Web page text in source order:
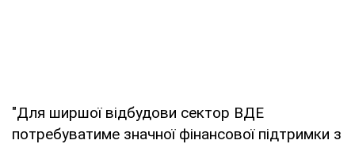
"Для ширшої відбудови сектор ВДЕ
потребуватиме значної фінансової підтримки з